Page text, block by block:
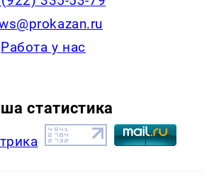
Работа у нас
статистика